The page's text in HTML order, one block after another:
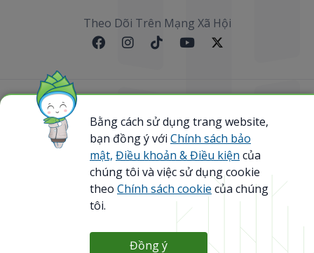
Theo Dõi Trên Mạng Xã Hội
Sơ đồ website
@ 2023 Bamboo Airways Copyright. All Rights
Reserved.
Business Registration Code: 0107867370
Bằng cách sử dụng trang website,
bạn đồng ý với Chính sách bảo
mật, Điều khoản & Điều kiện của
chúng tôi và việc sử dụng cookie
theo Chính sách cookie của chúng
tôi.
Đồng ý